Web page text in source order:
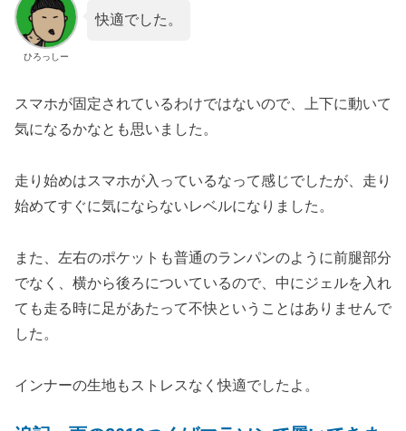
ひろっしー
快適でした。
スマホが固定されているわけではないので、上下に動いて
気になるかなとも思いました。
走り始めはスマホが入っているなって感じでしたが、走り
始めてすぐに気にならないレベルになりました。
また、左右のポケットも普通のランパンのように前腿部分
でなく、横から後ろについているので、中にジェルを入れ
ても走る時に足があたって不快ということはありませんで
した。
インナーの生地もストレスなく快適でしたよ。